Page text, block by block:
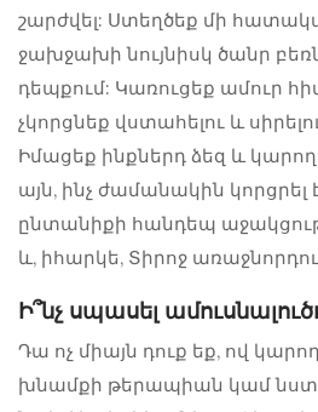
շարժվել: Ստեղծեք մի
ջախջախի նույնիսկ ծանր
դեպքում: Կառուցեք ամուր
չկորցնեք վստահելու և
Իմացեք ինքներդ ձեզ և
այն, ինչ ժամանակին կորցրել
ընտանիքի հանդեպ
և, իհարկե, Տիրոջ
Ի՞նչ սպասել
Դա ոչ միայն դուք եք, ով
խնամքի թերապիան կամ